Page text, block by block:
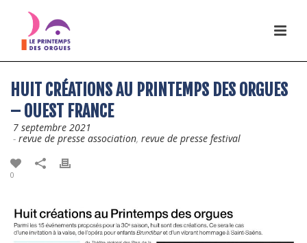
HUIT CRÉATIONS AU PRINTEMPS DES ORGUES
– OUEST FRANCE
7 septembre 2021
- revue de presse association, revue de presse festival
0